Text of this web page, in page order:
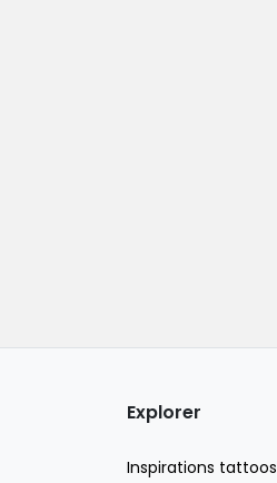
Explorer
Inspirations tattoos